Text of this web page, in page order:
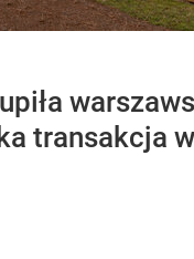
transakcja